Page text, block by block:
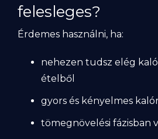
felesleges?
Érdemes használni, ha:
nehezen tudsz elég
ételből
gyors és kényelmes
tömegnövelési fázisban